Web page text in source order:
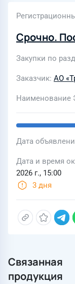
Срочно.
Закупки по
Заказчик АО
Наименование
Дата
Дата и время
2026 г., 15:00
3 дня
Связанная
продукция